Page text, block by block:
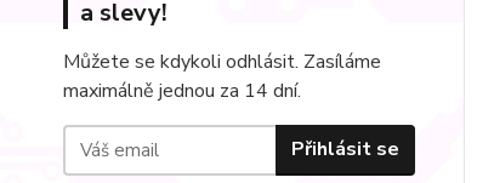
a slevy!
Můžete se kdykoli odhlásit. Zasíláme
maximálně jednou za 14 dní.
Přihlásit se